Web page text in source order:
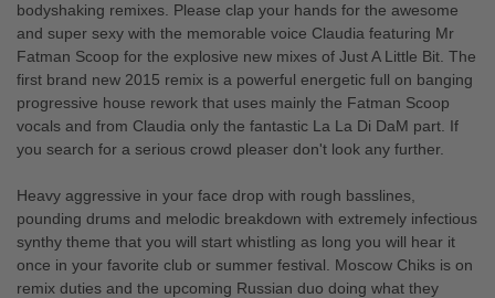
bodyshaking remixes. Please clap your hands for the awesome
and super sexy with the memorable voice Claudia featuring Mr
Fatman Scoop for the explosive new mixes of Just A Little Bit. The
first brand new 2015 remix is a powerful energetic full on banging
progressive house rework that uses mainly the Fatman Scoop
vocals and from Claudia only the fantastic La La Di DaM part. If
you search for a serious crowd pleaser don't look any further.
Heavy aggressive in your face drop with rough basslines,
pounding drums and melodic breakdown with extremely infectious
synthy theme that you will start whistling as long you will hear it
once in your favorite club or summer festival. Moscow Chiks is on
remix duties and the upcoming Russian duo doing what they